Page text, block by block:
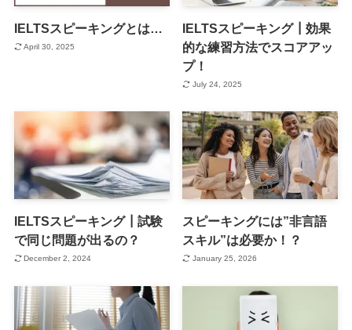
IELTSスピーキングとは…
April 30, 2025
IELTSスピーキング┃効果
的な練習方法でスコアアッ
プ！
July 24, 2025
IELTSスピーキング┃試験
で同じ問題が出るの？
December 2, 2024
スピーキングには”非言語
スキル”は必要か！？
January 25, 2026